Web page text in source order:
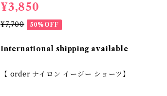
¥3,850
¥7,700 50%OFF
International shipping available
【 order ナイロン イージー ショーツ】